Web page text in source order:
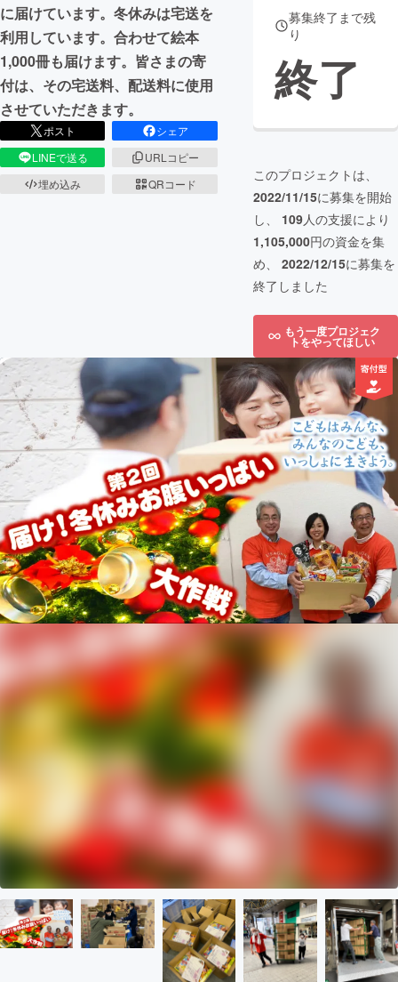
に届けています。冬休みは宅送を
利用しています。合わせて絵本
1,000冊も届けます。皆さまの寄
付は、その宅送料、配送料に使用
させていただきます。
ポスト
シェア
LINEで送る
URLコピー
埋め込み
QRコード
募集終了まで残
り
終了
このプロジェクトは、
2022/11/15に募集を開始
し、 109人の支援により
1,105,000円の資金を集
め、 2022/12/15に募集を
終了しました
もう一度プロジェク
トをやってほしい